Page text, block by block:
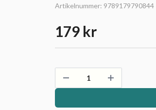
Artikelnummer: 9789179790844
179 kr